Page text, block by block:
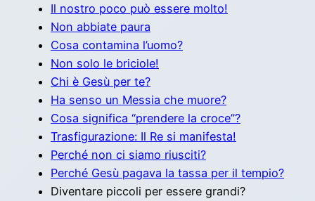
Il nostro poco può essere molto!
Non abbiate paura
Cosa contamina l’uomo?
Non solo le briciole!
Chi è Gesù per te?
Ha senso un Messia che muore?
Cosa significa “prendere la croce”?
Trasfigurazione: Il Re si manifesta!
Perché non ci siamo riusciti?
Perché Gesù pagava la tassa per il tempio?
Diventare piccoli per essere grandi?